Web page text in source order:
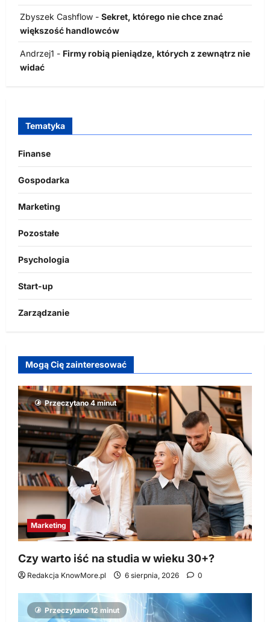
Zbyszek Cashflow - Sekret, którego nie chce znać
większość handlowców
Andrzej1 - Firmy robią pieniądze, których z zewnątrz nie
widać
Tematyka
Finanse
Gospodarka
Marketing
Pozostałe
Psychologia
Start-up
Zarządzanie
Mogą Cię zainteresować
Przeczytano 4 minut
Marketing
Czy warto iść na studia w wieku 30+?
Redakcja KnowMore.pl 6 sierpnia, 2026 0
Przeczytano 12 minut